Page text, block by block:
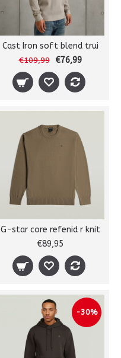
Cast Iron soft blend trui
€109,99 €76,99
G-star core refenid r knit
€89,95
-30%